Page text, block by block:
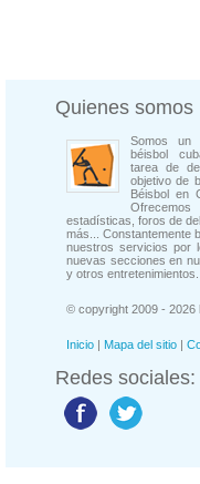
Quienes somos
Somos un
béisbol
tarea de
objetivo de
Béisbol en
estadísticas, foros de
más... Constantemente
nuestros servicios por
nuevas secciones en
y otros entretenimientos.
© copyright 2009 - 2026
Inicio | Mapa del sitio |
Redes sociales: